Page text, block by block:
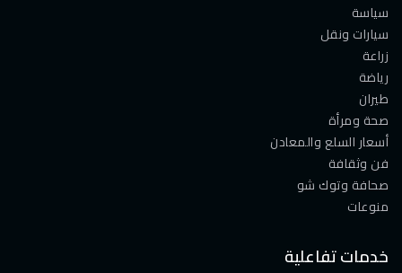
سياسة
سيارات ونقل
زراعة
رياضة
طيران
صحة ومرأة
أسعار السلع والمعادن
فن وثقافة
صحافة وتوك شو
منوعات
خدمات تفاعلية